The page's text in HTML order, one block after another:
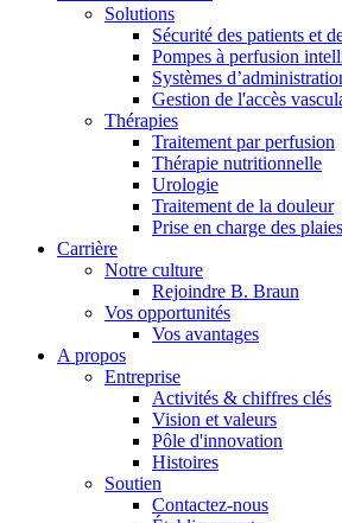
Trouvez le produit que vous
de produits B. Braun avec notre
CIVP ultra-long
Introcan Safety 2 Deep Access à
une technologie de contrôle sanguin
dès la première tentative chez les
Pôle d’innovation
Stimulons ensemble l’innovation
Solutions
Sécurité des patients et
Pompes à perfusion
Systèmes
Gestion de l'accès
Thérapies
Traitement par perfusion
Thérapie nutritionnelle
Urologie
Traitement de la douleur
Prise en charge des plaies
Carrière
Notre culture
Rejoindre B. Braun
Vos opportunités
Vos avantages
A propos
Entreprise
Activités & chiffres clés
Vision et valeurs
Pôle d'innovation
Histoires
Soutien
Contactez-nous